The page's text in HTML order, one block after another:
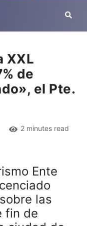
XXL
de
el Pte.
2 minutes read
Ente
las
fin de